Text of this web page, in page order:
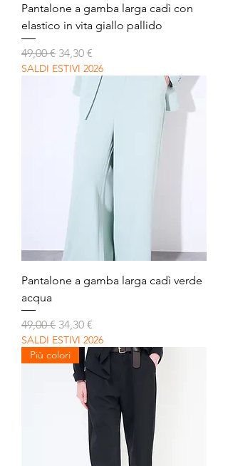
Pantalone a gamba larga cadì con
elastico in vita giallo pallido
Prezzo regolare
49,00 € Prezzo scontato
34,30 €
SALDI ESTIVI 2026
Pantalone a gamba larga cadì verde
acqua
Prezzo regolare
49,00 € Prezzo scontato
34,30 €
SALDI ESTIVI 2026
Più colori